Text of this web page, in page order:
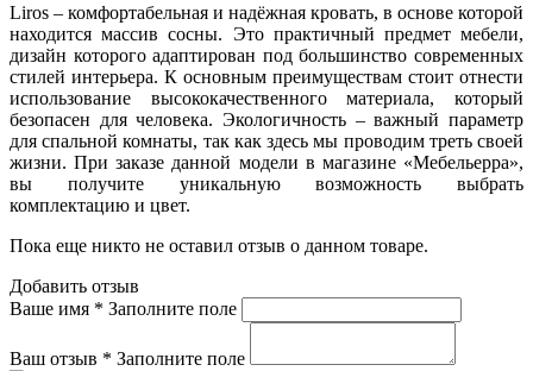
Liros – комфортабельная и надёжная кровать, в основе которой
находится массив сосны. Это практичный предмет мебели,
дизайн которого адаптирован под большинство современных
стилей интерьера. К основным преимуществам стоит отнести
использование высококачественного материала, который
безопасен для человека. Экологичность – важный параметр
для спальной комнаты, так как здесь мы проводим треть своей
жизни. При заказе данной модели в магазине «Мебельерра»,
вы получите уникальную возможность выбрать
комплектацию и цвет.
Пока еще никто не оставил отзыв о данном товаре.
Добавить отзыв
Ваше имя * Заполните поле
Ваш отзыв * Заполните поле